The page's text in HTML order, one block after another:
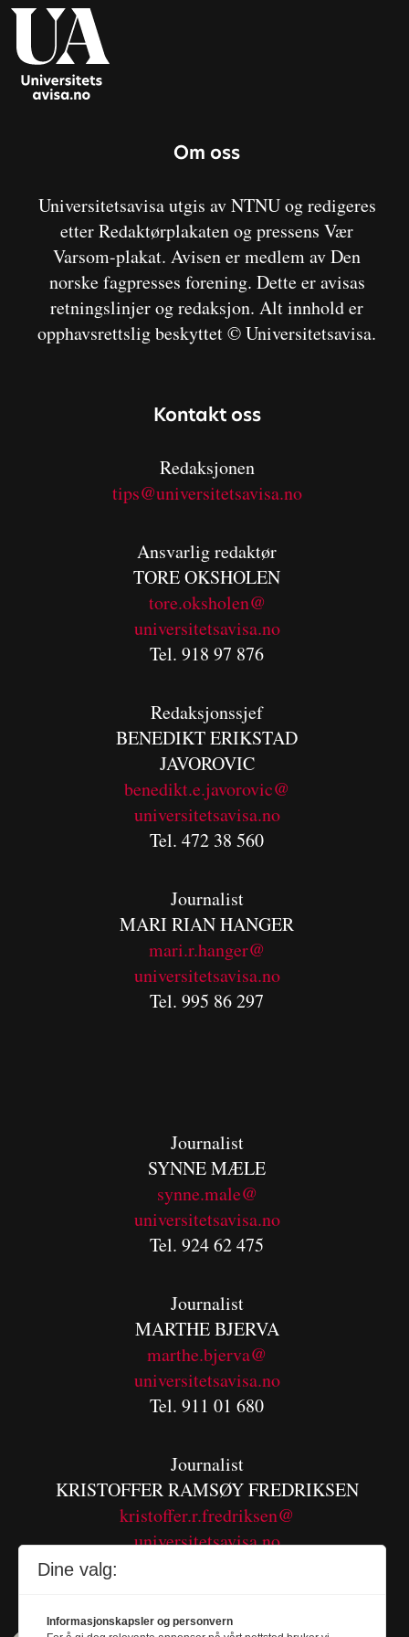
Om oss
Universitetsavisa utgis av NTNU og redigeres
etter Redaktørplakaten og pressens Vær
Varsom-plakat. Avisen er medlem av Den
norske fagpresses forening. Dette er avisas
retningslinjer og redaksjon. Alt innhold er
opphavsrettslig beskyttet © Universitetsavisa.
Kontakt oss
Redaksjonen
tips@universitetsavisa.no
Ansvarlig redaktør
TORE OKSHOLEN
tore.oksholen@
universitetsavisa.no
Tel. 918 97 876
Redaksjonssjef
BENEDIKTERIKSTAD
JAVOROVIC
benedikt.e.javorovic@
universitetsavisa.no
Tel. 472 38 560
Journalist
MARI RIAN HANGER
mari.r.hanger@
universitetsavisa.no
Tel. 995 86 297
Journalist
SYNNE MÆLE
synne.male@
universitetsavisa.no
Tel. 924 62 475
Journalist
MARTHE BJERVA
marthe.bjerva@
universitetsavisa.no
Tel. 911 01 680
Journalist
KRISTOFFER RAMSØY FREDRIKSEN
kristoffer.r.fredriksen@
universitetsavisa.no
Dine valg:
Informasjonskapsler og personvern